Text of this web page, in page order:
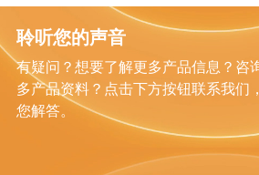
聆听您的声音
有疑问？想要了解更多产品信息？咨
多产品资料？点击下方按钮联系我们
您解答。